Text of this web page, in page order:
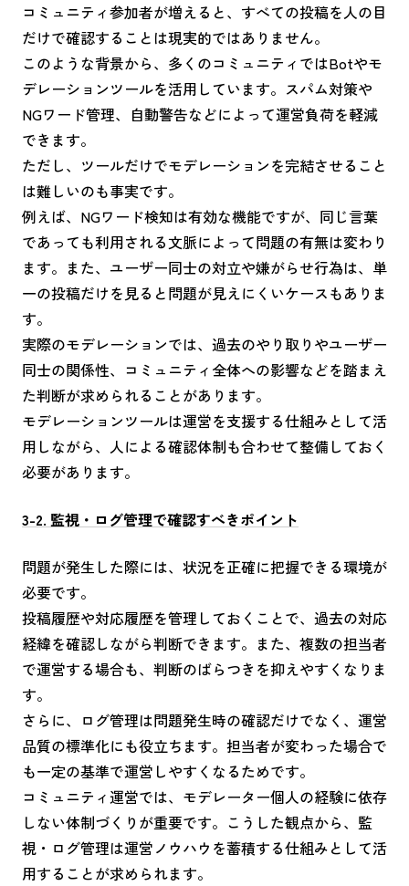
コミュニティ参加者が増えると、すべての投稿を人の目
だけで確認することは現実的ではありません。
このような背景から、多くのコミュニティではBotやモ
デレーションツールを活用しています。スパム対策や
NGワード管理、自動警告などによって運営負荷を軽減
できます。
ただし、ツールだけでモデレーションを完結させること
は難しいのも事実です。
例えば、NGワード検知は有効な機能ですが、同じ言葉
であっても利用される文脈によって問題の有無は変わり
ます。また、ユーザー同士の対立や嫌がらせ行為は、単
一の投稿だけを見ると問題が見えにくいケースもありま
す。
実際のモデレーションでは、過去のやり取りやユーザー
同士の関係性、コミュニティ全体への影響などを踏まえ
た判断が求められることがあります。
モデレーションツールは運営を支援する仕組みとして活
用しながら、人による確認体制も合わせて整備しておく
必要があります。
3-2. 監視・ログ管理で確認すべきポイント
問題が発生した際には、状況を正確に把握できる環境が
必要です。
投稿履歴や対応履歴を管理しておくことで、過去の対応
経緯を確認しながら判断できます。また、複数の担当者
で運営する場合も、判断のばらつきを抑えやすくなりま
す。
さらに、ログ管理は問題発生時の確認だけでなく、運営
品質の標準化にも役立ちます。担当者が変わった場合で
も一定の基準で運営しやすくなるためです。
コミュニティ運営では、モデレーター個人の経験に依存
しない体制づくりが重要です。こうした観点から、監
視・ログ管理は運営ノウハウを蓄積する仕組みとして活
用することが求められます。